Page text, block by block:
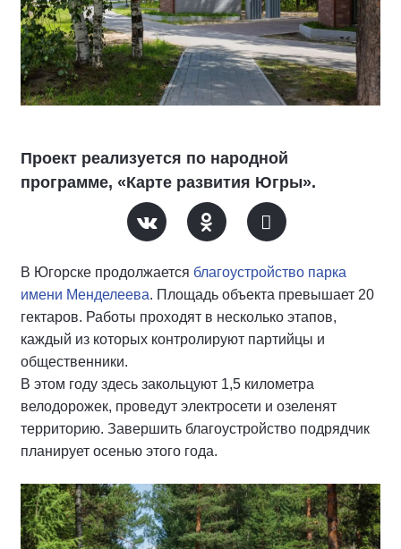
Проект реализуется по народной
программе, «Карте развития Югры».
В Югорске продолжается благоустройство парка
имени Менделеева. Площадь объекта превышает 20
гектаров. Работы проходят в несколько этапов,
каждый из которых контролируют партийцы и
общественники.
В этом году здесь закольцуют 1,5 километра
велодорожек, проведут электросети и озеленят
территорию. Завершить благоустройство подрядчик
планирует осенью этого года.